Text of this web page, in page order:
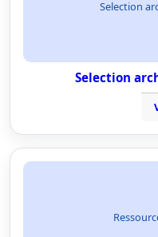
Selection
Selection